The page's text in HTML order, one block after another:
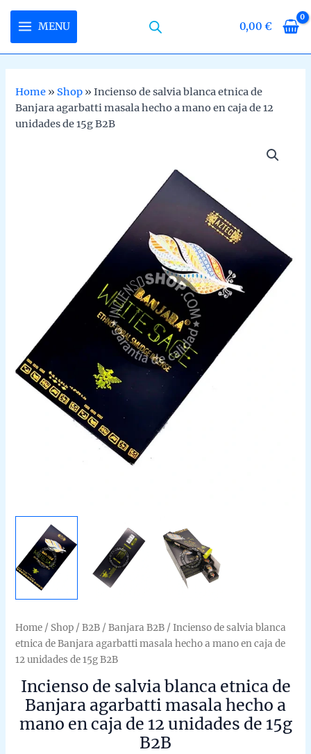
content
MENU 0,00€
Home » Shop »Incienso de salvia blanca etnica de
Banjara agarbatti masala hecho a mano en caja de 12
unidades de 15g B2B
Home / Shop /B2B /Banjara B2B / Incienso de salvia blanca
etnica de Banjara agarbatti masala hecho a mano en caja de
12 unidades de 15g B2B
Incienso de salvia blanca etnica de
Banjara agarbatti masala hecho a
mano en caja de 12 unidades de 15g
B2B